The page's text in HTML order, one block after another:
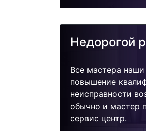
Недорогой
Все мастера
повышение
неисправности
обычно и мастер
сервис центр.